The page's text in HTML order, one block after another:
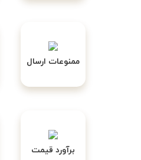
ممنوعات ارسال
برآورد قیمت